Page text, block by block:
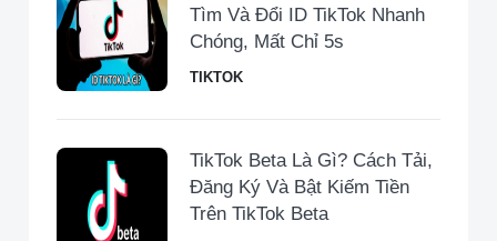
Tìm Và Đổi ID TikTok Nhanh
Chóng, Mất Chỉ 5s
TIKTOK
TikTok Beta Là Gì? Cách Tải,
Đăng Ký Và Bật Kiếm Tiền
Trên TikTok Beta